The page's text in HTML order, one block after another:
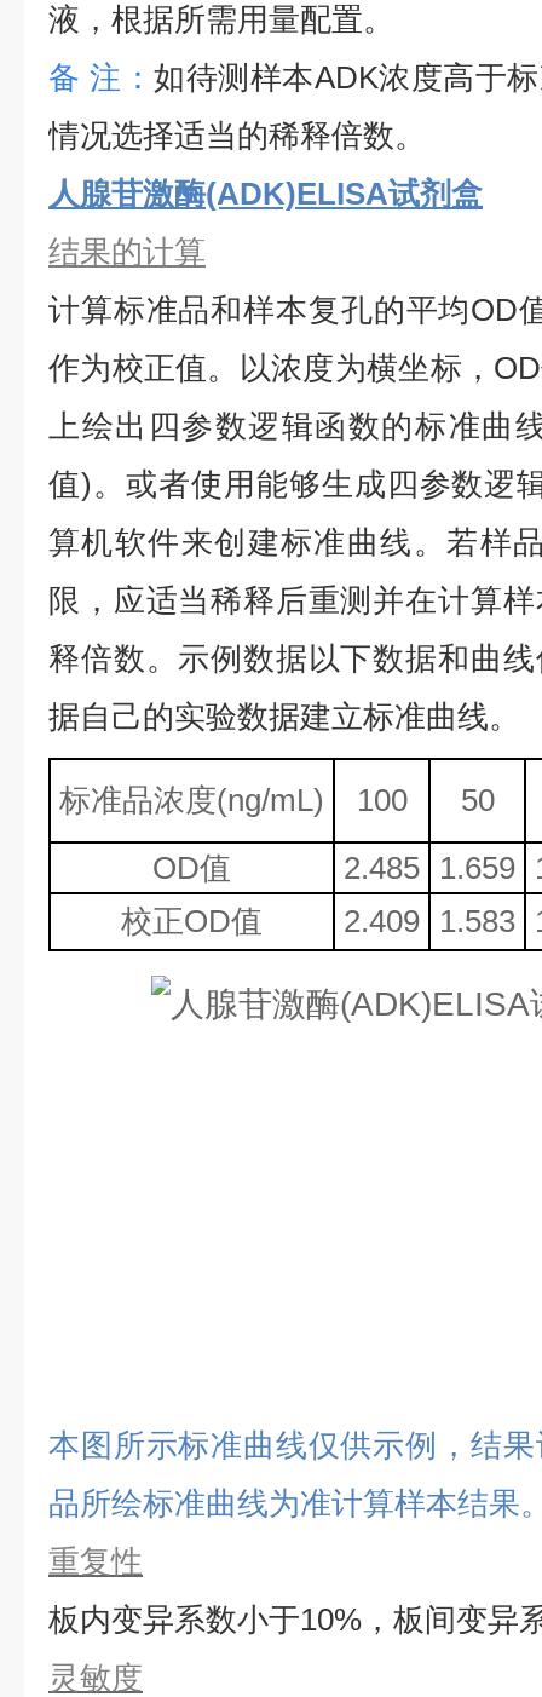
液，根据所需用量配置。
备 注： 如待测样本ADK浓度高于
情况选择适当的稀释倍数。
人腺苷激酶(ADK)ELISA试剂盒
结果的计算
计算标准品和样本复孔的平均OD
作为校正值。以浓度为横坐标，
上绘出四参数逻辑函数的标准曲
值)。或者使用能够生成四参数逻
算机软件来创建标准曲线。若样
限，应适当稀释后重测并在计算
释倍数。示例数据以下数据和曲
据自己的实验数据建立标准曲线。
标准品浓度(ng/mL) 100
50
OD值
2.485 1.659
校正OD值 2.409 1.583
本图所示标准曲线仅供示例，结
品所绘标准曲线为准计算样本结果
重复性
板内变异系数小于10%，板间变异
灵敏度